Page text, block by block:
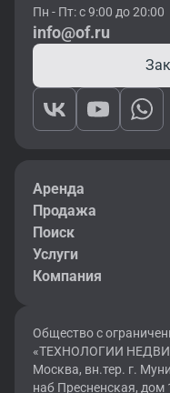
Пн - Пт: с 9:00 до 20:00
info@of.ru
Аренда
Продажа
Поиск
Услуги
Компания
Общество с
«ТЕХНОЛОГИИ
Москва, вн.тер. г.
наб Пресненская,